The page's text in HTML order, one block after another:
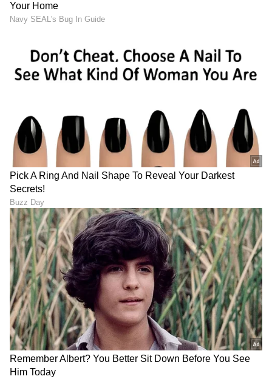
ಎಂದು ನಂಬಿದವನು ನಾನು. ಅದನ್ನು ತ್ರಿಕರಣಪೂರ್ವಕವಾಗಿ
ಪಾಲಿಸಿದ್ದೇನೆ ಎಂಬ ವಿಶ್ವಾಸ ನನಗಿದೆ. ನುಡಿದಂತೆಯೇ
ಉದ್ಯೋಗದ ಭಾಗ್ಯ ಲಭಿಸಬೇಕು. ಬಡವ-ಬಲ್ಲಿದನೆಂಬ ಭೇದ
ಇಲ್ಲದೆ ಎಲ್ಲರೂ ನಿರ್ಭಯವಾಗಿ ಘನತೆ ಮತ್ತು ಗೌರವರಿಂದ
ಬದುಕುವ ವಾತಾವರಣವನ್ನು ನಿರ್ಮಾಣ ಮಾಡಬೇಕು. ಕೃಷಿ
ಸಂಪತ್ತು ಬೆಳೆಯಬೇಕು. ಉದ್ಯಮ ಕ್ಷೇತ್ರದಲ್ಲಿ
ಪ್ರಗತಿಯಾಗಬೇಕು. ದುಡಿಯುವ ಕೈಗಳಿಗೆ ಉದ್ಯೋಗ
ಸಿಗಬೇಕು. ಮೂಲಸೌಲಭ್ಯಗಳು ವೃದ್ಧಿಯಾಗಬೇಕು.
ನೆಮ್ಮದಿಯಿಂದ ಬದುಕುವಷ್ಟು ಆದಾಯ ಪ್ರತಿ ಕುಟುಂಬದ
ಪಾಲಿಗಿರಬೇಕು. ಸಂಪತ್ತು, ಅಧಿಕಾರ ಮತ್ತು ಅವಕಾಶ
ಸಮಾನವಾಗಿ ಎಲ್ಲರಿಗೂ ಹಂಚಿಕೆಯಾಗಬೇಕು- ಇದು
ರಾಜಕೀಯ ಕ್ಷೇತ್ರಕ್ಕೆ ಕಾಲಿಡುವಾಗ ನಾನು ಕಂಡ ಕನಸು.
* ಆ ಕನಸು ನನಸಾಗುವ ದಾರಿಯಲ್ಲಿ ಕರ್ನಾಟಕ ಭರದಿಂದ
ಮುನ್ನಡೆದಿದೆ. ಇಂದು ಕರ್ನಾಟಕವು ದೇಶದಲ್ಲಿಯೇ
ತಲಾದಾಯದಲ್ಲಿ ಮೊದಲನೆಯ ಸ್ಥಾನದಲ್ಲಿದೆ. ಮಾನವ
ಅಭಿವೃದ್ಧಿ ಸೂಚ್ಯಂಕದಲ್ಲಿ ನಾವು ಮೇಲಕ್ಕೇರುತ್ತಿದ್ದೇವೆ,